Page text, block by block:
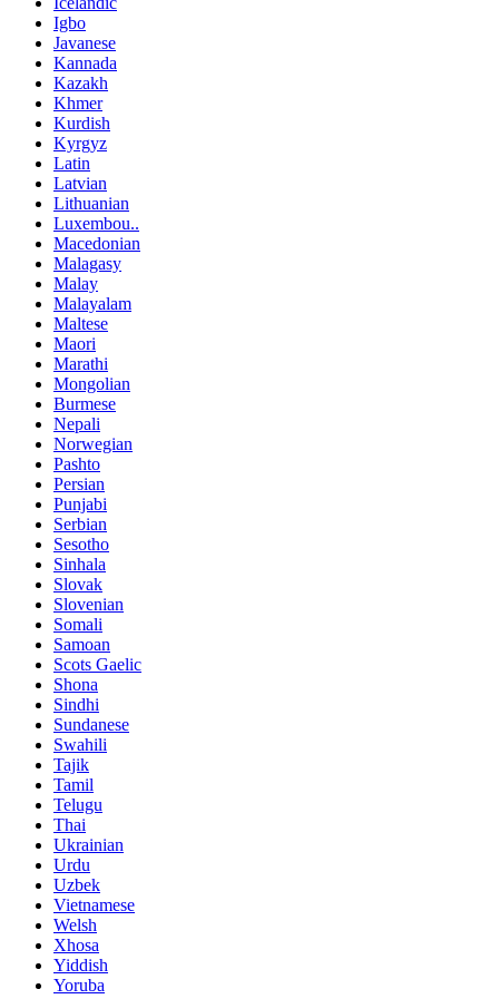
Igbo
Javanese
Kannada
Kazakh
Khmer
Kurdish
Kyrgyz
Latin
Latvian
Lithuanian
Luxembou..
Macedonian
Malagasy
Malay
Malayalam
Maltese
Maori
Marathi
Mongolian
Burmese
Nepali
Norwegian
Pashto
Persian
Punjabi
Serbian
Sesotho
Sinhala
Slovak
Slovenian
Somali
Samoan
Scots Gaelic
Shona
Sindhi
Sundanese
Swahili
Tajik
Tamil
Telugu
Thai
Ukrainian
Urdu
Uzbek
Vietnamese
Welsh
Xhosa
Yiddish
Yoruba